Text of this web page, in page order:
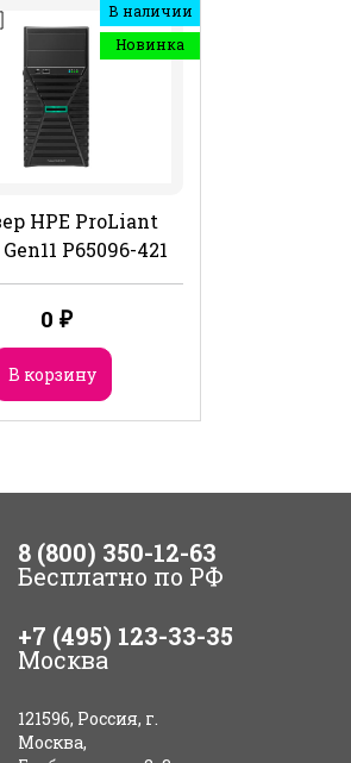
В наличии
Новинка
HPE ProLiant
P65096-421
0 ₽
В корзину
8 (800) 350-12-63
Бесплатно по РФ
+7 (495) 123-33-35
Москва
121596, Россия, г.
Москва,